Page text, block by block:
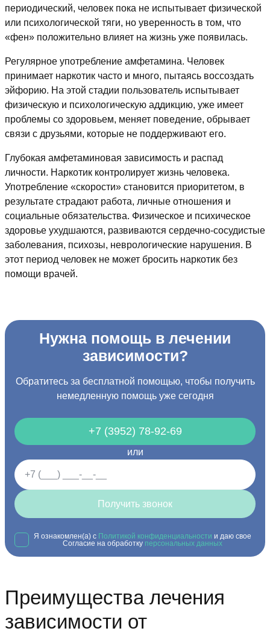
периодический, человек пока не испытывает физической
или психологической тяги, но уверенность в том, что
«фен» положительно влияет на жизнь уже появилась.
Регулярное употребление амфетамина. Человек
принимает наркотик часто и много, пытаясь воссоздать
эйфорию. На этой стадии пользователь испытывает
физическую и психологическую аддикцию, уже имеет
проблемы со здоровьем, меняет поведение, обрывает
связи с друзьями, которые не поддерживают его.
Глубокая амфетаминовая зависимость и распад
личности. Наркотик контролирует жизнь человека.
Употребление «скорости» становится приоритетом, в
результате страдают работа, личные отношения и
социальные обязательства. Физическое и психическое
здоровье ухудшаются, развиваются сердечно-сосудистые
заболевания, психозы, неврологические нарушения. В
этот период человек не может бросить наркотик без
помощи врачей.
Нужна помощь в лечении
зависимости?
Обратитесь за бесплатной помощью, чтобы получить
немедленную помощь уже сегодня
+7 (3952) 78-92-69
или
Получить звонок
Я ознакомлен(а) с Политикой конфиденциальности и даю свое
Согласие на обработку персональных данных
Преимущества лечения
зависимости от